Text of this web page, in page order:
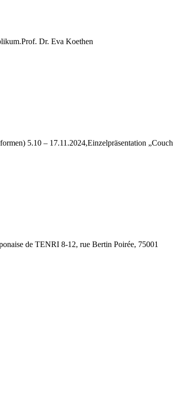
Dr. Eva Koethen
5.10 – 17.11.2024,Einzelpräsentation „Couch
de TENRI 8-12, rue Bertin Poirée, 75001